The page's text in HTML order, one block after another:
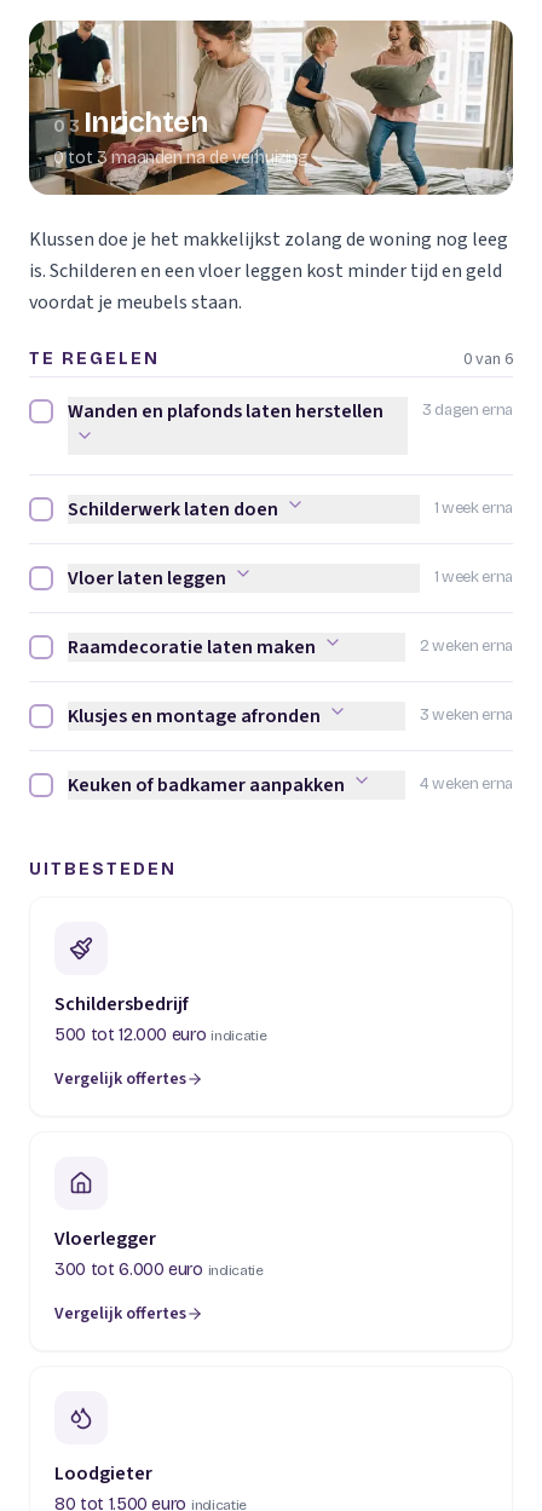
03 Inrichten
0 tot 3 maanden na de verhuizing
Klussen doe je het makkelijkst zolang de woning nog leeg
is. Schilderen en een vloer leggen kost minder tijd en geld
voordat je meubels staan.
TE REGELEN 0 van 6
3 dagen erna
Wanden en plafonds laten herstellen afvinken
Wanden en plafonds laten herstellen
1 week erna
Schilderwerk laten doen afvinken
Schilderwerk laten doen
1 week erna
Vloer laten leggen afvinken
Vloer laten leggen
2 weken erna
Raamdecoratie laten maken afvinken
Raamdecoratie laten maken
3 weken erna
Klusjes en montage afronden afvinken
Klusjes en montage afronden
4 weken erna
Keuken of badkamer aanpakken afvinken
Keuken of badkamer aanpakken
UITBESTEDEN
Schildersbedrijf
500 tot 12.000 euro indicatie
Vergelijk offertes
(opent in een nieuw tabblad)
Vloerlegger
300 tot 6.000 euro indicatie
Vergelijk offertes
(opent in een nieuw tabblad)
Loodgieter
80 tot 1.500 euro indicatie